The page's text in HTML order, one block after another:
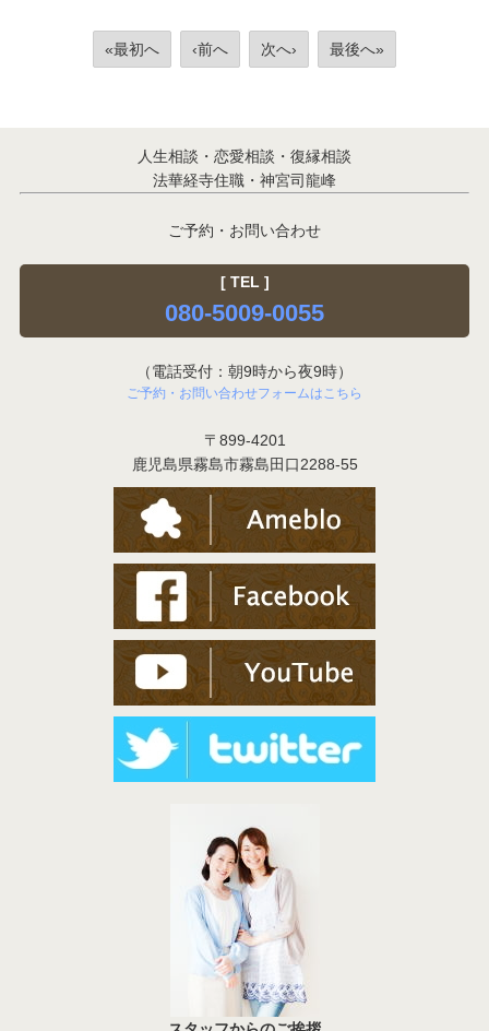
«最初へ ‹前へ 次へ› 最後へ»
人生相談・恋愛相談・復縁相談
法華経寺住職・神宮司龍峰
ご予約・お問い合わせ
[ TEL ]
080-5009-0055
（電話受付：朝9時から夜9時）
ご予約・お問い合わせフォームはこちら
〒899-4201
鹿児島県霧島市霧島田口2288-55